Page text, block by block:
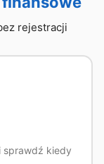
rejestracji
sprawdź kiedy